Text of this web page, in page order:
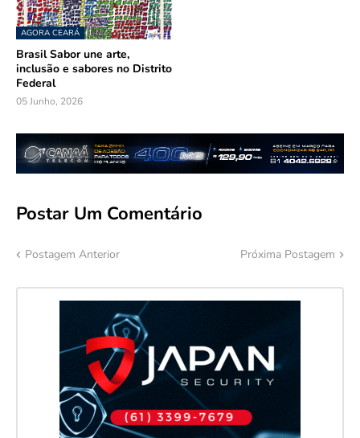
AGORA CEARÁ
Brasil Sabor une arte,
inclusão e sabores no Distrito
Federal
05 Junho, 2026
Postar Um Comentário
Postagem Anterior Próxima Postagem